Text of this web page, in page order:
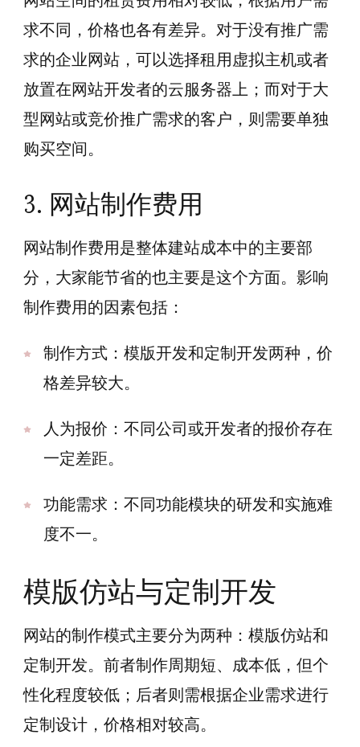
求不同，价格也各有差异。对于没有推广需
求的企业网站，可以选择租用虚拟主机或者
放置在网站开发者的云服务器上；而对于大
型网站或竞价推广需求的客户，则需要单独
购买空间。
3. 网站制作费用
网站制作费用是整体建站成本中的主要部
分，大家能节省的也主要是这个方面。影响
制作费用的因素包括：
制作方式：模版开发和定制开发两种，价
格差异较大。
人为报价：不同公司或开发者的报价存在
一定差距。
功能需求：不同功能模块的研发和实施难
度不一。
模版仿站与定制开发
网站的制作模式主要分为两种：模版仿站和
定制开发。前者制作周期短、成本低，但个
性化程度较低；后者则需根据企业需求进行
定制设计，价格相对较高。